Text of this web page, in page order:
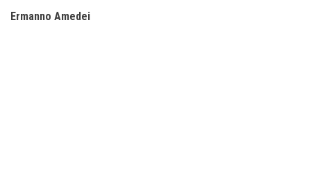
Ermanno Amedei